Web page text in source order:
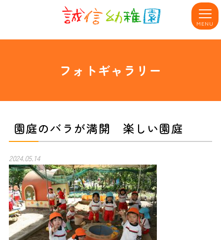
MENU
フォトギャラリー
園庭のバラが満開 楽しい園庭
2024.05.14